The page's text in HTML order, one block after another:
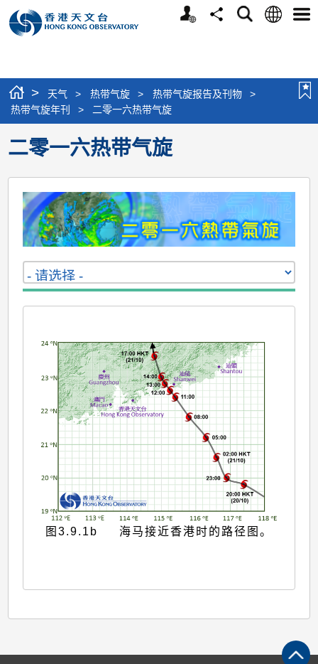
个
分
搜
语
选
> 天气 > 热带气旋 > 热带气旋报告及刊物
>
热带气旋年刊
> 二零一六热带气旋
二零一六热带气旋
图3.9.1b 海马接近香港时的路径图。